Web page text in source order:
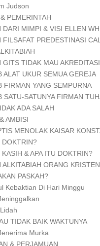
Judson
PEMERINTAH
DARI MIMPI & VISI ELLEN
FILSAFAT PREDESTINASI
GITS TIDAK MAU AKREDITASI
ALAT UKUR SEMUA GEREJA
FIRMAN YANG SEMPURNA
SATU-SATUNYA FIRMAN
ADA SALAH
AMBISI
MENOLAK KAISAR
DOKTRIN?
KASIH & APA ITU DOKTRIN?
ALKITABIAH ORANG KRISTEN
PASKAH?
Kebaktian Di Hari Minggu
TIDAK BAIK WAKTUNYA
Murka
& PERJAMUAN